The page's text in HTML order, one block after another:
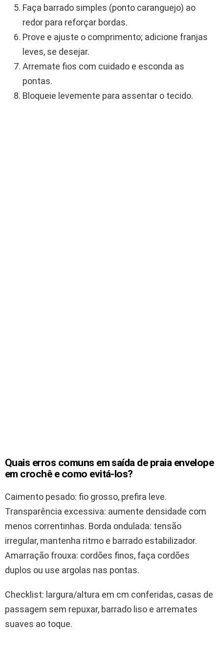
Faça barrado simples (ponto caranguejo) ao
redor para reforçar bordas.
Prove e ajuste o comprimento; adicione franjas
leves, se desejar.
Arremate fios com cuidado e esconda as
pontas.
Bloqueie levemente para assentar o tecido.
Quais erros comuns em saída de praia envelope
em crochê e como evitá-los?
Caimento pesado: fio grosso, prefira leve.
Transparência excessiva: aumente densidade com
menos correntinhas. Borda ondulada: tensão
irregular, mantenha ritmo e barrado estabilizador.
Amarração frouxa: cordões finos, faça cordões
duplos ou use argolas nas pontas.
Checklist: largura/altura em cm conferidas, casas de
passagem sem repuxar, barrado liso e arremates
suaves ao toque.